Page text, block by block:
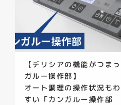
【デリシアの機能がつま
ガルー操作部】
オート調理の操作状況も
すい「カンガルー操作部